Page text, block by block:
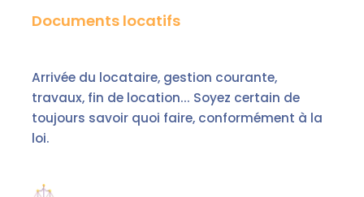
Documents locatifs
Arrivée du locataire, gestion courante,
travaux, fin de location... Soyez certain de
toujours savoir quoi faire, conformément à la
loi.